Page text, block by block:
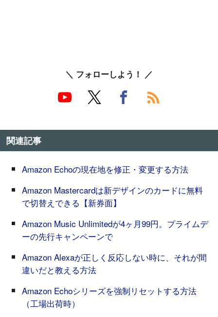
＼ フォローしよう！ ／
関連記事
Amazon Echoの現在地を修正・変更する方法
Amazon Mastercardは新デザインのカードに無料
で切替えできる【新券面】
Amazon Music Unlimitedが4ヶ月99円。プライムデ
ーの先行キャンペーンで
Amazon Alexaが正しく反応しない時に、それが間
違いだと教える方法
Amazon Echoシリーズを強制リセットする方法
（工場出荷時）